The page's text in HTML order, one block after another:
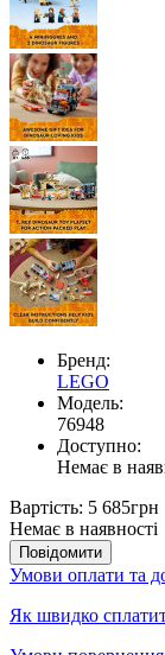
Бренд:
LEGO
Модель:
76948
Доступно:
Немає в
Вартість: 5 685грн
Немає в наявності
Повідомити
Умови оплати та
Як швидко